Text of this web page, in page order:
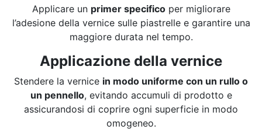
Applicare un primer specificoper migliorare
l’adesione della vernice sulle piastrelle e garantire una
maggiore durata nel tempo.
Applicazione della vernice
Stendere la vernice in modo uniforme con un rullo o
un pennello, evitando accumuli di prodotto e
assicurandosi di coprire ogni superficie in modo
omogeneo.